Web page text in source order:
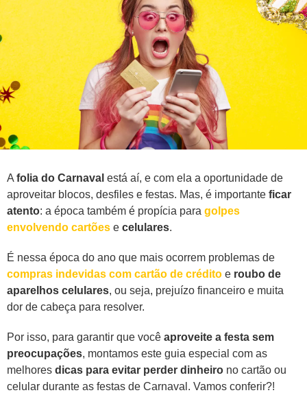
A folia do Carnaval está aí, e com ela a oportunidade de
aproveitar blocos, desfiles e festas. Mas, é importante ficar
atento: a época também é propícia para golpes
envolvendo cartões e celulares.
É nessa época do ano que mais ocorrem problemas de
compras indevidas com cartão de crédito e roubo de
aparelhos celulares, ou seja, prejuízo financeiro e muita
dor de cabeça para resolver.
Por isso, para garantir que você aproveite a festa sem
preocupações, montamos este guia especial com as
melhores dicas para evitar perder dinheiro no cartão ou
celular durante as festas de Carnaval. Vamos conferir?!